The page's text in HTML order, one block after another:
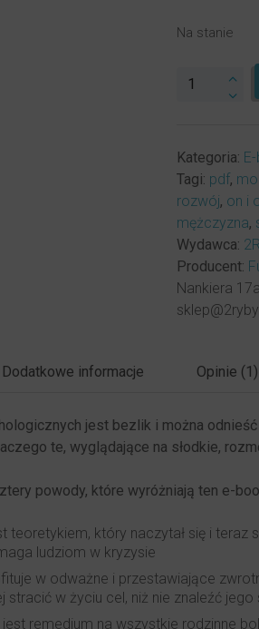
Na stanie
ilość
(e-
book
do
pobrania)
Kategoria:
Tagi: pdf,
rozwój, on i
mężczyzna,
Wydawca:
Producent:
Nankiera
Dodatkowe informacje Opinie (1)
jest bezlik i można
te, wyglądające na słodkie,
powody, które wyróżniają ten e-
teoretykiem, który naczytał się i teraz
ludziom w kryzysie
w odważne i przestawiające
stracić w życiu cel, niż nie znaleźć jego
remedium na wszystkie rodzinne